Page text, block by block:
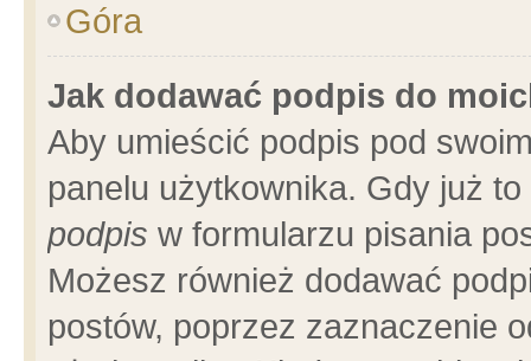
Góra
Jak dodawać podpis do
Aby umieścić podpis pod
panelu użytkownika. Gdy już
podpis w formularzu pisania
Możesz również dodawać
postów, poprzez zaznaczenie